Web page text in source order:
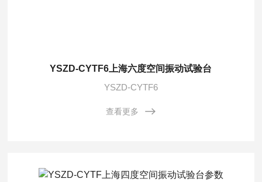
YSZD-CYTF6上海六度空间振动试验台
YSZD-CYTF6
查看更多